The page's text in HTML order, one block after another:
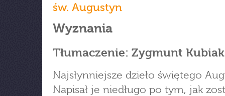
św. Augustyn
Wyznania
Tłumaczenie: Zygmunt Kubiak
Najsłynniejsze dzieło świętego
Napisał je niedługo po tym, jak